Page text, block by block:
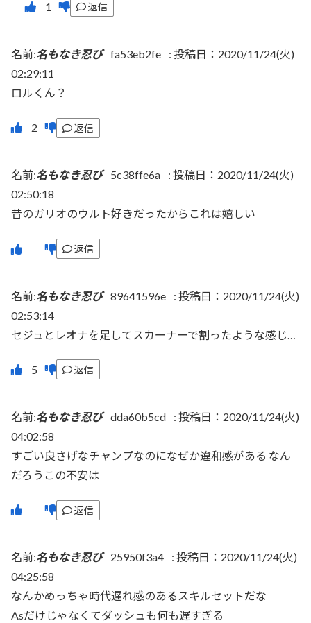
返信
名前:名もなき忍び fa53eb2fe : 投稿日：2020/11/24(火)
02:29:11
ロルくん？
返信
名前:名もなき忍び 5c38ffe6a : 投稿日：2020/11/24(火)
02:50:18
昔のガリオのウルト好きだったからこれは嬉しい
返信
名前:名もなき忍び 89641596e : 投稿日：2020/11/24(火)
02:53:14
セジュとレオナを足してスカーナーで割ったような感じ…
返信
名前:名もなき忍び dda60b5cd : 投稿日：2020/11/24(火)
04:02:58
すごい良さげなチャンプなのになぜか違和感がある なん
だろうこの不安は
返信
名前:名もなき忍び 25950f3a4 : 投稿日：2020/11/24(火)
04:25:58
なんかめっちゃ時代遅れ感のあるスキルセットだな
Asだけじゃなくてダッシュも何も遅すぎる